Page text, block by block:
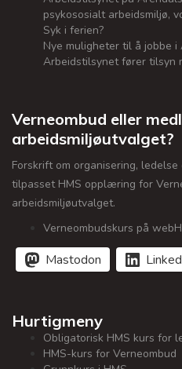
psykososialt arbeidsmiljø,
Syk i ferien?
Nye muligheter til å jobbe
Arbeidstilsynet fører tilsyn
Verneombud eller
arbeidsmiljøutvalget?
Forskrift om organisering,
tilpasset HMS opplæring for
arbeidsmiljøutvalget.
Verneombudskurs på
Mastodon
Hurtigmeny
Obligatorisk HMS kurs for
HMS-kurs for Verneombud